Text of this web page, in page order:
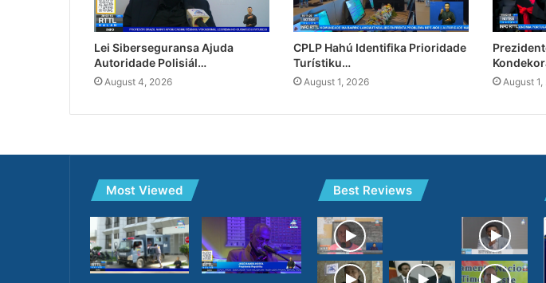
Lei Siberseguransa Ajuda
Autoridade Polisiál…
August 4, 2026
CPLP Hahú Identifika Prioridade
Turístiku…
August 1, 2026 August
Most Viewed Best Reviews